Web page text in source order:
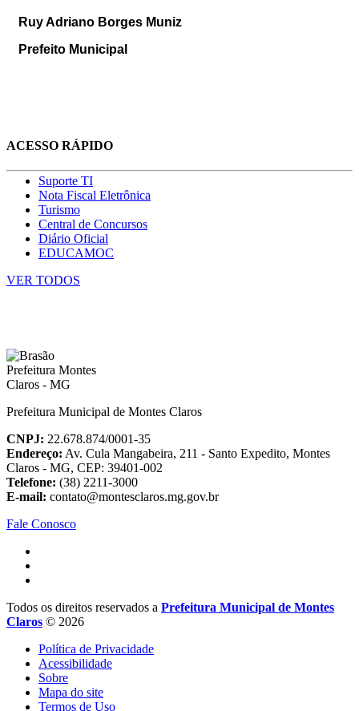
Ruy Adriano Borges Muniz
Prefeito Municipal
ACESSO RÁPIDO
Suporte TI
Nota Fiscal Eletrônica
Turismo
Central de Concursos
Diário Oficial
EDUCAMOC
VER TODOS
Prefeitura Municipal de Montes Claros
CNPJ: 22.678.874/0001-35
Endereço: Av. Cula Mangabeira, 211 - Santo Expedito, Montes
Claros - MG, CEP: 39401-002
Telefone: (38) 2211-3000
E-mail: contato@montesclaros.mg.gov.br
Fale Conosco
Todos os direitos reservados a Prefeitura Municipal de Montes
Claros © 2026
Política de Privacidade
Acessibilidade
Sobre
Mapa do site
Termos de Uso